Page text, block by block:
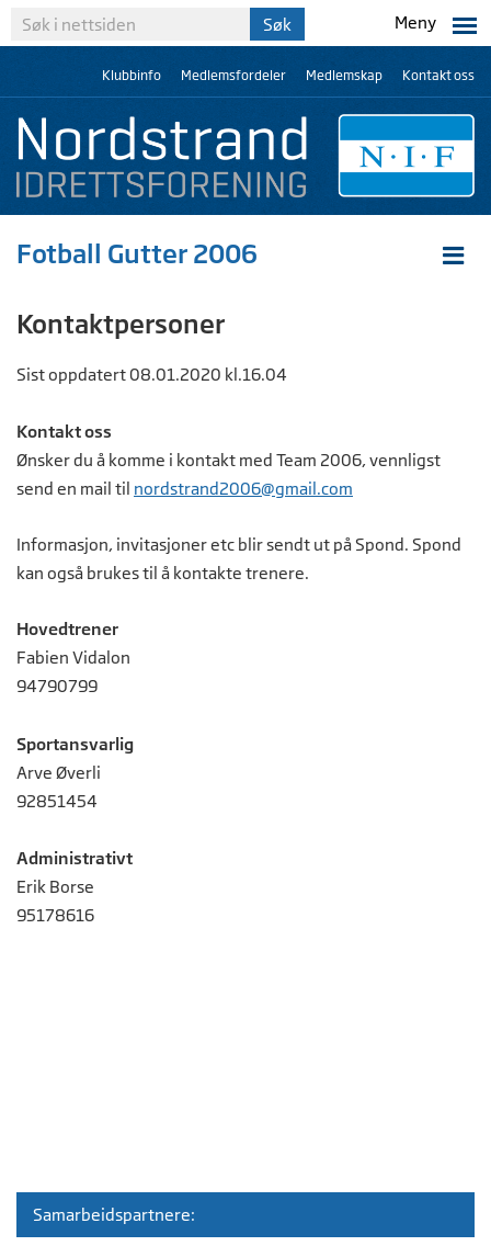
Meny
Klubbinfo Medlemsfordeler Medlemskap Kontakt oss
Fotball Gutter 2006
Kontaktpersoner
Sist oppdatert 08.01.2020 kl.16.04
Kontakt oss
Ønsker du å komme i kontakt med Team 2006, vennligst
send en mail til nordstrand2006@gmail.com
Informasjon, invitasjoner etc blir sendt ut på Spond. Spond
kan også brukes til å kontakte trenere.
Hovedtrener
Fabien Vidalon
94790799
Sportansvarlig
Arve Øverli
92851454
Administrativt
Erik Borse
95178616
Samarbeidspartnere: